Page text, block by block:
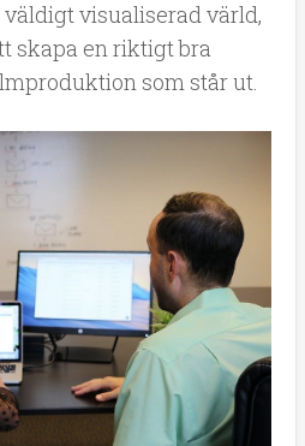
visualiserad värld,
skapa en riktigt bra
som står ut.